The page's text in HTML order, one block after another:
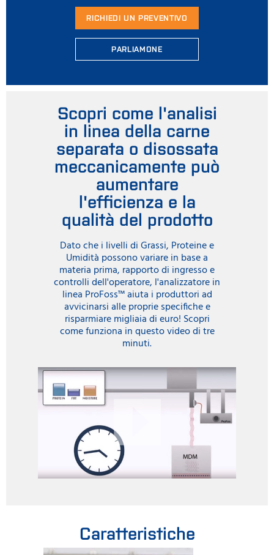
RICHIEDI UN PREVENTIVO
PARLIAMONE
Scopri come l'analisi
in linea della carne
separata o disossata
meccanicamente può
aumentare
l'efficienza e la
qualità del prodotto
Dato che i livelli di Grassi, Proteine e
Umidità possono variare in base a
materia prima, rapporto di ingresso e
controlli dell'operatore, l'analizzatore in
linea ProFoss™ aiuta i produttori ad
avvicinarsi alle proprie specifiche e
risparmiare migliaia di euro! Scopri
come funziona in questo video di tre
minuti.
Caratteristiche